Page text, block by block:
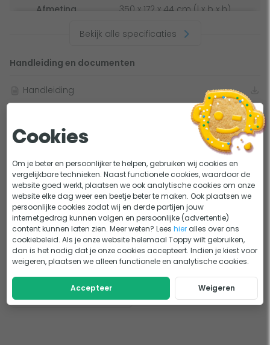
worden op de Talamex Comfortline TLA350. Er is geen losse
motorsteun nodig, deze zit al standaard bij de boot
TLA350
Twee peddels
Handpomp
Zitbank
Draagtas
Afmeting
350 x 172 x 44 cm (l x b x h)
accessoires
Zitbank
Bekijk alle specificaties
Handleiding en documenten
Handleiding
Lastig kiezen?
ADVIES Onderhoud opblaasbare rubberboot
Dit bekeken anderen
Accu's & laders
Cookies
Om je beter en persoonlijker te helpen, gebruiken wij cookies en
vergelijkbare technieken. Naast functionele cookies, waardoor de
website goed werkt, plaatsen we ook analytische cookies om onze
website elke dag weer een beetje beter te maken. Ook plaatsen we
persoonlijke cookies zodat wij en derde partijen jouw
internetgedrag kunnen volgen en persoonlijke (advertentie)
content kunnen laten zien. Meer weten? Leeshier alles over ons
cookiebeleid. Als je onze website helemaal Toppy wilt gebruiken,
dan is het nodig dat je onze cookies accepteert. Indien je kiest voor
weigeren, plaatsen we alleen functionele en analytische cookies.
Accepteer Weigeren